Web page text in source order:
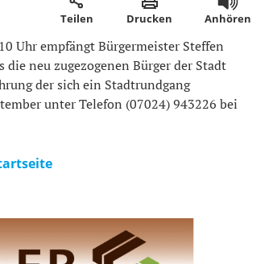
Teilen Drucken Anhören
Uhr empfängt Bürgermeister Steffen
die neu zugezogenen Bürger der Stadt
der sich ein Stadtrundgang
unter Telefon (07024) 943226 bei